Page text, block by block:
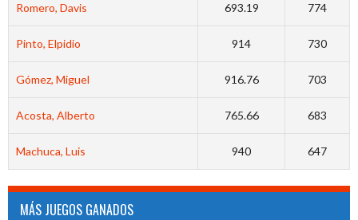
Romero, Davis 693.19 774
Pinto, Elpidio 914 730
Gómez, Miguel 916.76 703
Acosta, Alberto 765.66 683
Machuca, Luis 940 647
MÁS JUEGOS GANADOS